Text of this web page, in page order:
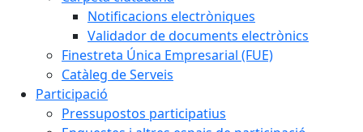
Notificacions electròniques
Validador de documents electrònics
Finestreta Única Empresarial (FUE)
Catàleg de Serveis
Participació
Pressupostos participatius